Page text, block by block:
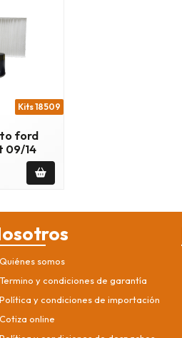
Kits 18509
ford
09/14
Quiénes somos
Termino y condiciones de garantía
Política y condiciones de importación
Cotiza online